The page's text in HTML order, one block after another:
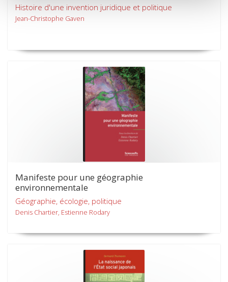
Histoire d'une invention juridique et politique
Jean-Christophe Gaven
Manifeste pour une géographie
environnementale
Géographie, écologie, politique
Denis Chartier, Estienne Rodary